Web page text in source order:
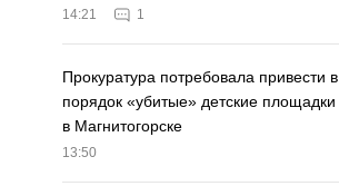
14:21 1
Прокуратура потребовала привести в
порядок «убитые» детские площадки
в Магнитогорске
13:50